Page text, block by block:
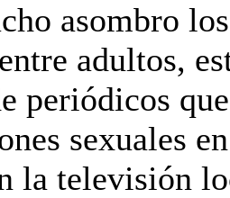
asombro
adultos,
periódicos
sexuales
la televisión